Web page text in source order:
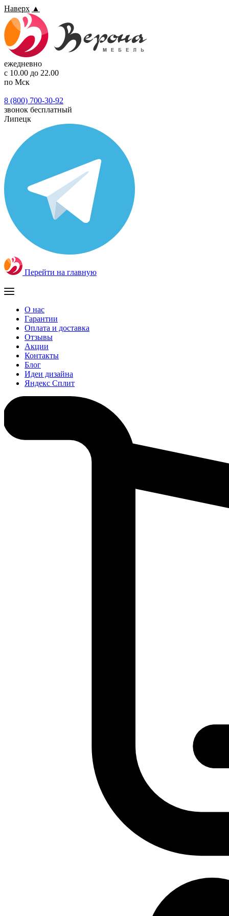
Наверх ▲
ежедневно
с 10.00 до 22.00
по Мск
8 (800) 700-30-92
звонок бесплатный
Липецк
Перейти на главную
О нас
Гарантии
Оплата и доставка
Отзывы
Акции
Контакты
Блог
Идеи дизайна
Яндекс Сплит